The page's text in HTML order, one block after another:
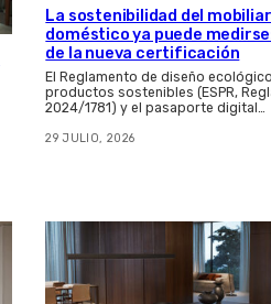
La sostenibilidad del
doméstico ya puede
de la nueva certificación
El Reglamento de diseño
productos sostenibles (ESPR,
2024/1781) y el pasaporte digital…
29 JULIO, 2026